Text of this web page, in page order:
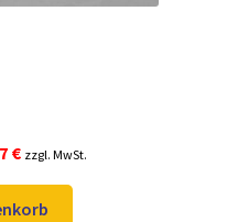
€Aktueller
Preis
ist:
zzgl. MwSt.